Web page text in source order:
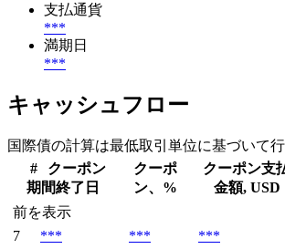
支払通貨
***
満期日
***
キャッシュフロー
国際債の計算は最低取引単位に基づいて行
#
クーポン
期間終了日
クーポ
ン、%
クーポン支
金額, USD
前を表示
7
*** *** ***